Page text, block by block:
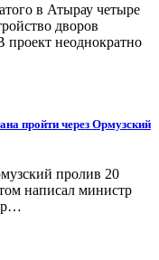
в Атырау четыре
дворов
проект неоднократно
пройти через Ормузский
пролив 20
написал министр